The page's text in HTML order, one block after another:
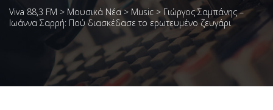
Viva 88,3 FM > Μουσικά Νέα > Music > Γιώργος Σαμπάνης –
Ιωάννα Σαρρή: Πού διασκέδασε το ερωτευμένο ζευγάρι